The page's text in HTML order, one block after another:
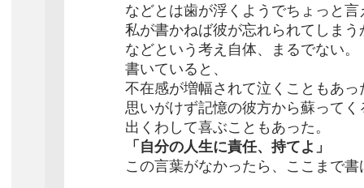
などとは歯が浮くようでちょっと言
私が書かねば彼が忘れられてしまう
などという考え自体、まるでない。
書いていると、
不在感が増幅されて泣くこともあっ
思いがけず記憶の彼方から蘇ってく
出くわして喜ぶこともあった。
「自分の人生に責任、持てよ」
この言葉がなかったら、ここまで